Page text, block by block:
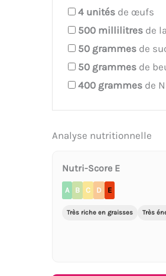
4 unités de œufs
500 millilitres de
50 grammes de
50 grammes de
400 grammes de
Analyse nutritionnelle
Nutri-Score E
A B C D E
Très riche en graisses Très